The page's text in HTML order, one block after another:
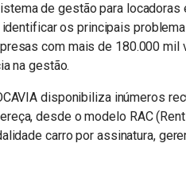
de gestão para
os principais
com mais de 180.000 mil
na gestão.
disponibiliza inúmeros
desde o modelo RAC
carro por assinatura,